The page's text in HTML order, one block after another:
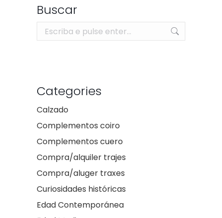
Buscar
Search:
Categories
Calzado
Complementos coiro
Complementos cuero
Compra/alquiler trajes
Compra/aluger traxes
Curiosidades históricas
Edad Contemporánea